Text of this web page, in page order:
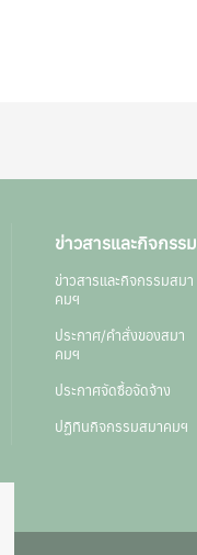
ข่าวสารและกิจกรรม
ข่าวสารและกิจกรรมสมา
คมฯ
ประกาศ/คำสั่งของสมา
คมฯ
ประกาศจัดซื้อจัดจ้าง
ปฏิทินกิจกรรมสมาคมฯ